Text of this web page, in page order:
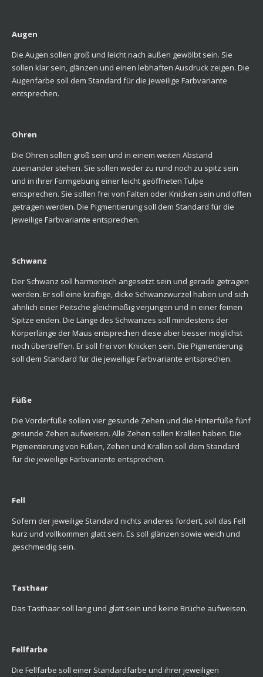
Augen
Die Augen sollen groß und leicht nach außen gewölbt sein. Sie
sollen klar sein, glänzen und einen lebhaften Ausdruck zeigen. Die
Augenfarbe soll dem Standard für die jeweilige Farbvariante
entsprechen.
Ohren
Die Ohren sollen groß sein und in einem weiten Abstand
zueinander stehen. Sie sollen weder zu rund noch zu spitz sein
und in ihrer Formgebung einer leicht geöffneten Tulpe
entsprechen. Sie sollen frei von Falten oder Knicken sein und offen
getragen werden. Die Pigmentierung soll dem Standard für die
jeweilige Farbvariante entsprechen.
Schwanz
Der Schwanz soll harmonisch angesetzt sein und gerade getragen
werden. Er soll eine kräftige, dicke Schwanzwurzel haben und sich
ähnlich einer Peitsche gleichmäßig verjüngen und in einer feinen
Spitze enden. Die Länge des Schwanzes soll mindestens der
Körperlänge der Maus entsprechen diese aber besser möglichst
noch übertreffen. Er soll frei von Knicken sein. Die Pigmentierung
soll dem Standard für die jeweilige Farbvariante entsprechen.
Füße
Die Vorderfüße sollen vier gesunde Zehen und die Hinterfüße fünf
gesunde Zehen aufweisen. Alle Zehen sollen Krallen haben. Die
Pigmentierung von Füßen, Zehen und Krallen soll dem Standard
für die jeweilige Farbvariante entsprechen.
Fell
Sofern der jeweilige Standard nichts anderes fordert, soll das Fell
kurz und vollkommen glatt sein. Es soll glänzen sowie weich und
geschmeidig sein.
Tasthaar
Das Tasthaar soll lang und glatt sein und keine Brüche aufweisen.
Fellfarbe
Die Fellfarbe soll einer Standardfarbe und ihrer jeweiligen